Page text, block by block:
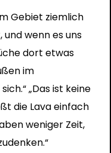
Gebiet ziemlich
wenn es uns
dort etwas
im
„Das ist keine
die Lava einfach
weniger Zeit,